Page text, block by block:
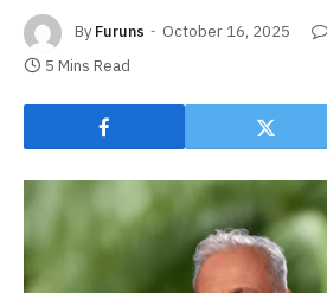
By Furuns October 16, 2025
5 Mins Read